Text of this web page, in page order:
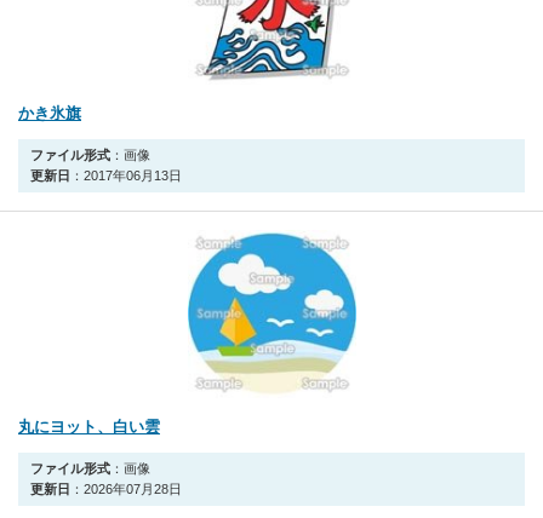
かき氷旗
ファイル形式 ：画像
更新日 ：2017年06月13日
丸にヨット、白い雲
ファイル形式 ：画像
更新日 ：2026年07月28日